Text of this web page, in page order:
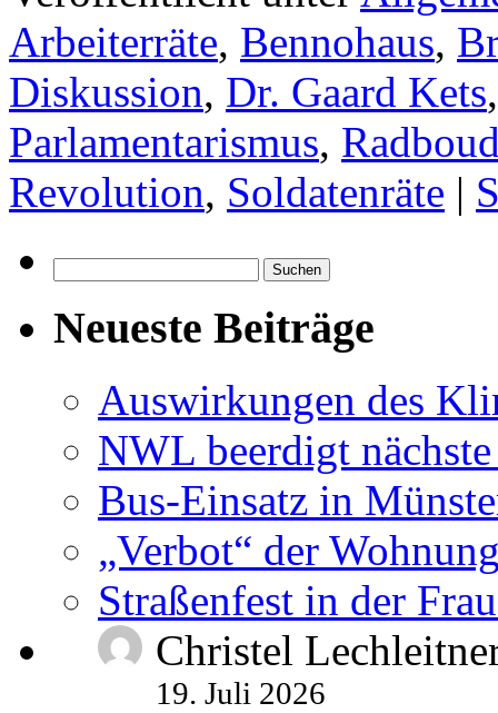
Arbeiterräte, Bennohaus,
Diskussion, Dr. Gaard Kets
Parlamentarismus,
Revolution, Soldatenräte |
nach:
Neueste Beiträge
Auswirkungen des
NWL beerdigt
Bus-Einsatz in
„Verbot“ der
Straßenfest in der
Christel
19. Juli 2026